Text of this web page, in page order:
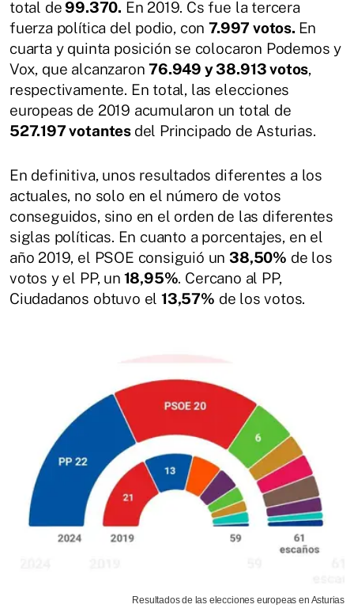
total de 99.370. En 2019. Cs fue la tercera
fuerza política del podio, con7.997 votos. En
cuarta y quinta posición se colocaron Podemos y
Vox, que alcanzaron76.949 y 38.913 votos,
respectivamente. En total, las elecciones
europeas de 2019 acumularon un total de
527.197 votantes del Principado de Asturias.
En definitiva, unos resultados diferentes a los
actuales, no solo en el número de votos
conseguidos, sino en el orden de las diferentes
siglas políticas. En cuanto a porcentajes, en el
año 2019, el PSOE consiguió un 38,50% de los
votos y el PP, un 18,95%. Cercano al PP,
Ciudadanos obtuvo el13,57% de los votos.
Resultados de las elecciones europeas en Asturias